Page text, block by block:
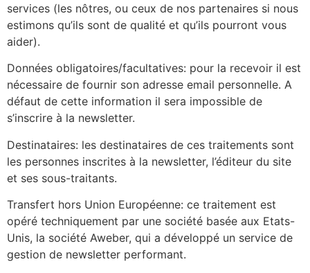
services (les nôtres, ou ceux de nos partenaires si nous
estimons qu’ils sont de qualité et qu’ils pourront vous
aider).
Données obligatoires/facultatives: pour la recevoir il est
nécessaire de fournir son adresse email personnelle. A
défaut de cette information il sera impossible de
s’inscrire à la newsletter.
Destinataires: les destinataires de ces traitements sont
les personnes inscrites à la newsletter, l’éditeur du site
et ses sous-traitants.
Transfert hors Union Européenne: ce traitement est
opéré techniquement par une société basée aux Etats-
Unis, la société Aweber, qui a développé un service de
gestion de newsletter performant.